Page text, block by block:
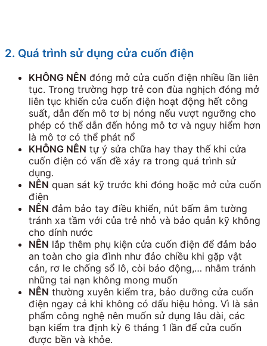
2. Quá trình sử dụng cửa cuốn điện
KHÔNG NÊN đóng mở cửa cuốn điện nhiều lần liên
tục. Trong trường hợp trẻ con đùa nghịch đóng mở
liên tục khiến cửa cuốn điện hoạt động hết công
suất, dẫn đến mô tơ bị nóng nếu vượt ngưỡng cho
phép có thể dẫn đến hỏng mô tơ và nguy hiểm hơn
là mô tơ có thể phát nổ
KHÔNG NÊN tự ý sửa chữa hay thay thế khi cửa
cuốn điện có vấn đề xảy ra trong quá trình sử
dụng.
NÊN quan sát kỹ trước khi đóng hoặc mở cửa cuốn
điện
NÊN đảm bảo tay điều khiển, nút bấm âm tường
tránh xa tầm với của trẻ nhỏ và bảo quản kỹ không
cho dính nước
NÊN lắp thêm phụ kiện cửa cuốn điện để đảm bảo
an toàn cho gia đình như đảo chiều khi gặp vật
cản, rơ le chống sổ lô, còi báo động,… nhằm tránh
những tai nạn không mong muốn
NÊN thường xuyên kiểm tra, bảo dưỡng cửa cuốn
điện ngay cả khi không có dấu hiệu hỏng. Vì là sản
phẩm công nghệ nên muốn sử dụng lâu dài, các
bạn kiểm tra định kỳ 6 tháng 1 lần để cửa cuốn
được bền và khỏe.